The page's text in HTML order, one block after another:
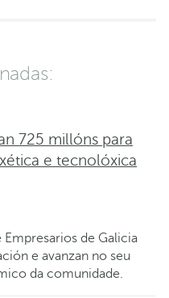
725 millóns para
e tecnolóxica
de Galicia
e avanzan no seu
da comunidade.